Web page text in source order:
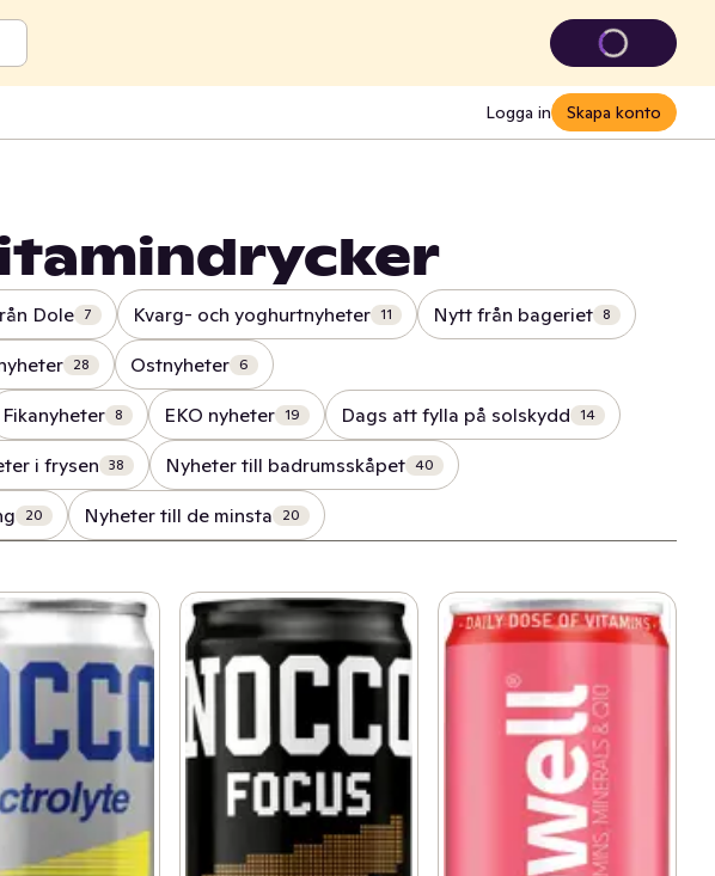
Logga in Skapa konto
Dole 7 Kvarg- och yoghurtnyheter 11 Nytt från bageriet 8
28 Ostnyheter 6
Fikanyheter 8 EKO nyheter 19 Dags att fylla på solskydd 14
i frysen 38 Nyheter till badrumsskåpet 40
20 Nyheter till de minsta 20